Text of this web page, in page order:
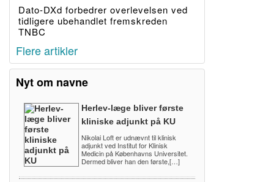
Dato-DXd forbedrer overlevelsen ved
tidligere ubehandlet fremskreden
TNBC
Flere artikler
Nyt om navne
Herlev-læge bliver første
kliniske adjunkt på KU
Nikolai Loft er udnævnt til klinisk
adjunkt ved Institut for Klinisk
Medicin på Københavns Universitet.
Dermed bliver han den første,[…]